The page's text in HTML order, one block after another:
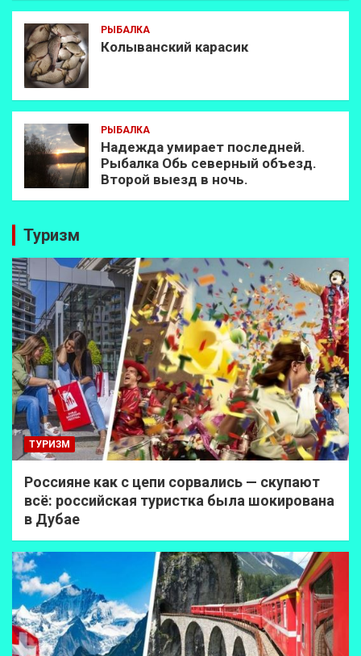
РЫБАЛКА
Колыванский карасик
РЫБАЛКА
Надежда умирает последней.
Рыбалка Обь северный объезд.
Второй выезд в ночь.
Туризм
ТУРИЗМ
Россияне как с цепи сорвались — скупают
всё: российская туристка была шокирована
в Дубае